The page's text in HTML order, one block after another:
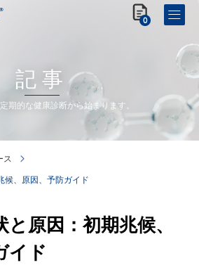
0
記事
期的な健康診断から始まります。
ス
候、原因、予防ガイド
原因：初期兆候、
イド